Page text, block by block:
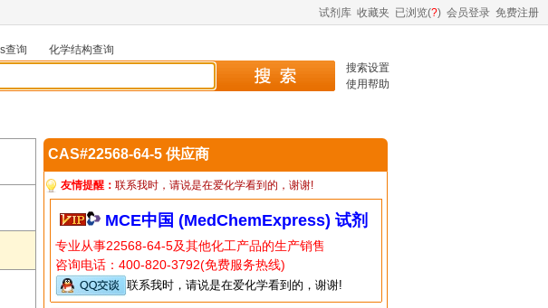
试剂库 收藏夹 已浏览(?) 会员登录 免费注册
查询
化学结构查询
搜索设置
使用帮助
CAS#22568-64-5 供应商
友情提醒： 联系我时，请说是在爱化学看到的，谢谢!
MCE中国 (MedChemExpress) 试剂
专业从事22568-64-5及其他化工产品的生产销售
咨询电话：400-820-3792(免费服务热线)
联系我时，请说是在爱化学看到的，谢谢!